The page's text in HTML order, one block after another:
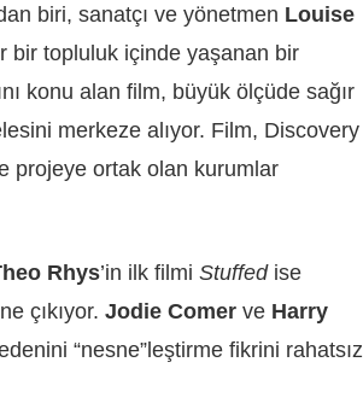
biri, sanatçı ve yönetmen Louise
bir topluluk içinde yaşanan bir
konu alan film, büyük ölçüde sağır
merkeze alıyor. Film, Discovery
projeye ortak olan kurumlar
Rhys’in ilk filmi Stuffedise
çıkıyor. Jodie Comer ve Harry
“nesne”leştirme fikrini rahatsız